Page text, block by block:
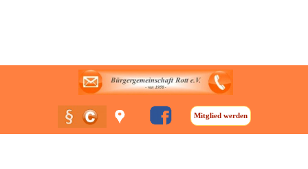
Mitglied werden